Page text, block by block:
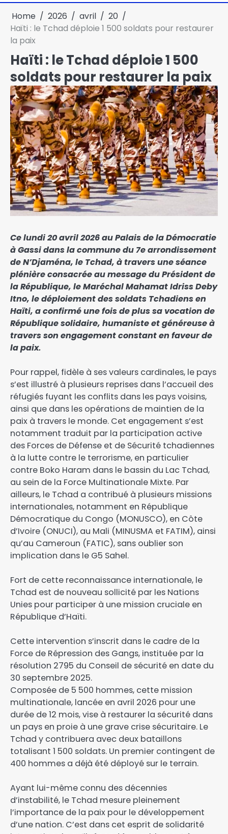
Home 2026 avril
20
Haïti : le Tchad déploie 1 500 soldats pour restaurer
la paix
Haïti : le Tchad déploie 1 500
soldats pour restaurer la paix
Ce lundi 20 avril 2026 au Palais de la Démocratie
à Gassi dans la commune du 7e arrondissement
de N’Djaména, le Tchad, à travers une séance
plénière consacrée au message du Président de
la République, le Maréchal Mahamat Idriss Deby
Itno, le déploiement des soldats Tchadiens en
Haïti, a confirmé une fois de plus sa vocation de
République solidaire, humaniste et généreuse à
travers son engagement constant en faveur de
la paix.
Pour rappel, fidèle à ses valeurs cardinales, le pays
s’est illustré à plusieurs reprises dans l’accueil des
réfugiés fuyant les conflits dans les pays voisins,
ainsi que dans les opérations de maintien de la
paix à travers le monde. Cet engagement s’est
notamment traduit par la participation active
des Forces de Défense et de Sécurité tchadiennes
à la lutte contre le terrorisme, en particulier
contre Boko Haram dans le bassin du Lac Tchad,
au sein de la Force Multinationale Mixte. Par
ailleurs, le Tchad a contribué à plusieurs missions
internationales, notamment en République
Démocratique du Congo (MONUSCO), en Côte
d’Ivoire (ONUCI), au Mali (MINUSMA et FATIM), ainsi
qu’au Cameroun (FATIC), sans oublier son
implication dans le G5 Sahel.
Fort de cette reconnaissance internationale, le
Tchad est de nouveau sollicité par les Nations
Unies pour participer à une mission cruciale en
République d’Haïti.
Cette intervention s’inscrit dans le cadre de la
Force de Répression des Gangs, instituée par la
résolution 2795 du Conseil de sécurité en date du
30 septembre 2025.
Composée de 5 500 hommes, cette mission
multinationale, lancée en avril 2026 pour une
durée de 12 mois, vise à restaurer la sécurité dans
un pays en proie à une grave crise sécuritaire. Le
Tchad y contribuera avec deux bataillons
totalisant 1 500 soldats. Un premier contingent de
400 hommes a déjà été déployé sur le terrain.
Ayant lui-même connu des décennies
d’instabilité, le Tchad mesure pleinement
l’importance de la paix pour le développement
d’une nation. C’est dans cet esprit de solidarité